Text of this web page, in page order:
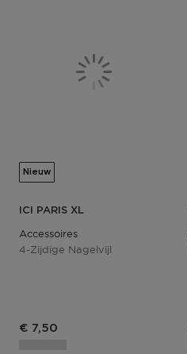
Nieuw
ICI PARIS XL
Accessoires
4-Zijdige Nagelvijl
Productprijs
€ 7,50